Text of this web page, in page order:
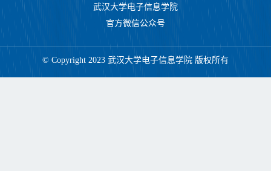
武汉大学电子信息学院
官方微信公众号
© Copyright 2023 武汉大学电子信息学院 版权所有